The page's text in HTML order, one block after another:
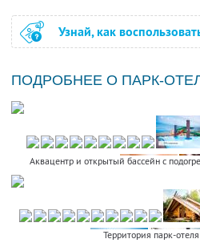
Узнай, как
ПОДРОБНЕЕ О ПАРК-
Аквацентр и открытый бассейн с
Территория парк-